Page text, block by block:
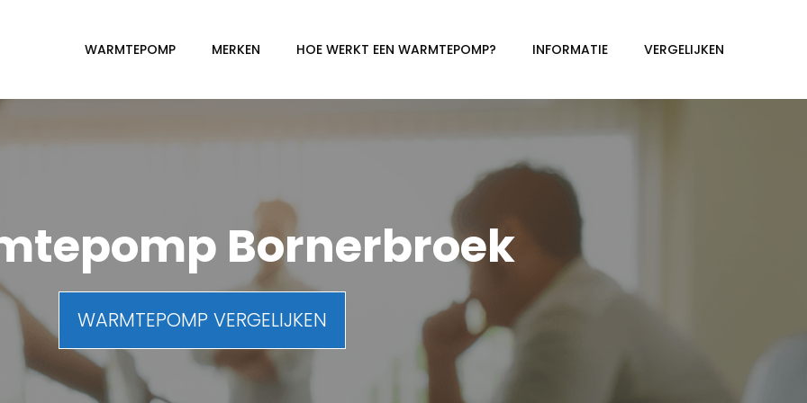
WARMTEPOMP MERKEN HOE WERKT EEN WARMTEPOMP? INFORMATIE VERGELIJKEN
Bornerbroek
WARMTEPOMP VERGELIJKEN